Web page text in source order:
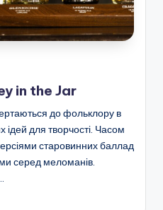
in the Jar
до фольклору в
ідей для творчості. Часом
старовинних баллад
серед меломанів.